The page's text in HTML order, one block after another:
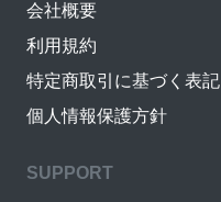
会社概要
利用規約
特定商取引に基づく表記
個人情報保護方針
SUPPORT